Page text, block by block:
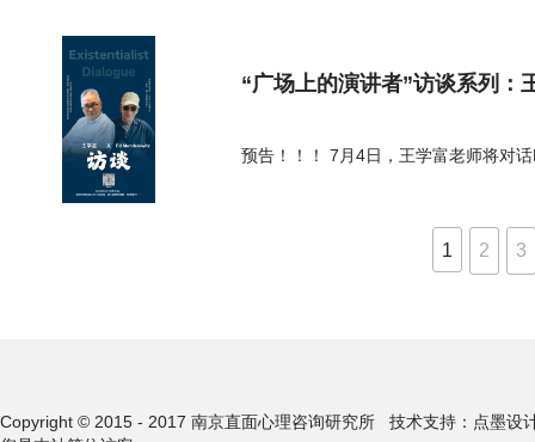
“广场上的演讲者”访谈系列：
预告！！！ 7月4日，王学富老师将对
1 2 3
Copyright © 2015 - 2017 南京直面心理咨询研究所 技术支持：点墨设